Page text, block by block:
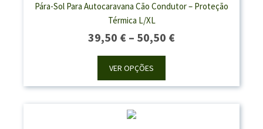
Pára-Sol Para Autocaravana Cão Condutor – Proteção
Térmica L/XL
39,50 € – 50,50 €Price
Through
VER OPÇÕES